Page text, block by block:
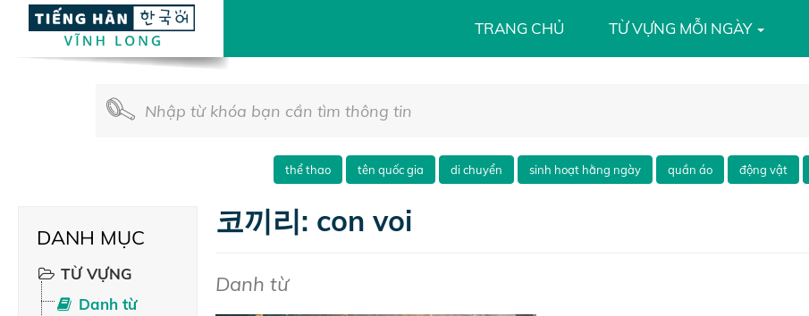
TRANG CHỦ TỪ VỰNG MỖI NGÀY
thể thao tên quốc gia di chuyển sinh hoạt hằng ngày quần áo động vật
DANH MỤC
TỪ VỰNG
Danh từ
코끼리: con voi
Danh từ